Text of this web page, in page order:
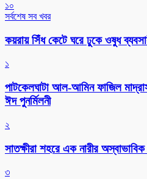
১০
সর্বশেষ সব খবর
কয়রায় সিঁধ কেটে ঘরে ঢুকে ওষুধ
১
পাটকেলঘাটা আল-আমিন ফাজিল
ঈদ পুনর্মিলনী
২
সাতক্ষীরা শহরে এক নারীর
৩